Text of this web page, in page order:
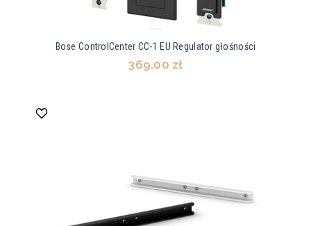
Bose ControlCenter CC-1 EU Regulator głośności
369,00 zł